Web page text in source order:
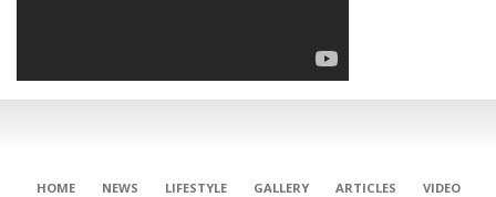
HOME NEWS LIFESTYLE GALLERY ARTICLES
VIDEO